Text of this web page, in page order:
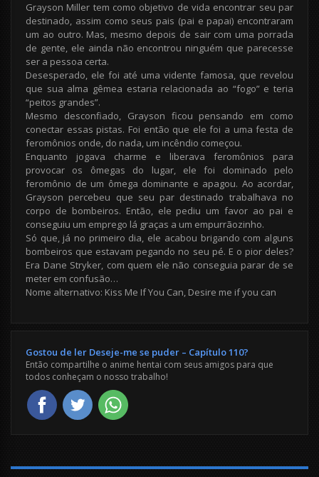
Grayson Miller tem como objetivo de vida encontrar seu par
destinado, assim como seus pais (pai e papai) encontraram
um ao outro. Mas, mesmo depois de sair com uma porrada
de gente, ele ainda não encontrou ninguém que parecesse
ser a pessoa certa.
Desesperado, ele foi até uma vidente famosa, que revelou
que sua alma gêmea estaria relacionada ao “fogo” e teria
“peitos grandes”.
Mesmo desconfiado, Grayson ficou pensando em como
conectar essas pistas. Foi então que ele foi a uma festa de
feromônios onde, do nada, um incêndio começou.
Enquanto jogava charme e liberava feromônios para
provocar os ômegas do lugar, ele foi dominado pelo
feromônio de um ômega dominante e apagou. Ao acordar,
Grayson percebeu que seu par destinado trabalhava no
corpo de bombeiros. Então, ele pediu um favor ao pai e
conseguiu um emprego lá graças a um empurrãozinho.
Só que, já no primeiro dia, ele acabou brigando com alguns
bombeiros que estavam pegando no seu pé. E o pior deles?
Era Dane Stryker, com quem ele não conseguia parar de se
meter em confusão…
Nome alternativo: Kiss Me If You Can, Desire me if you can
Gostou de ler Deseje-me se puder – Capítulo 110?
Então compartilhe o anime hentai com seus amigos para que
todos conheçam o nosso trabalho!